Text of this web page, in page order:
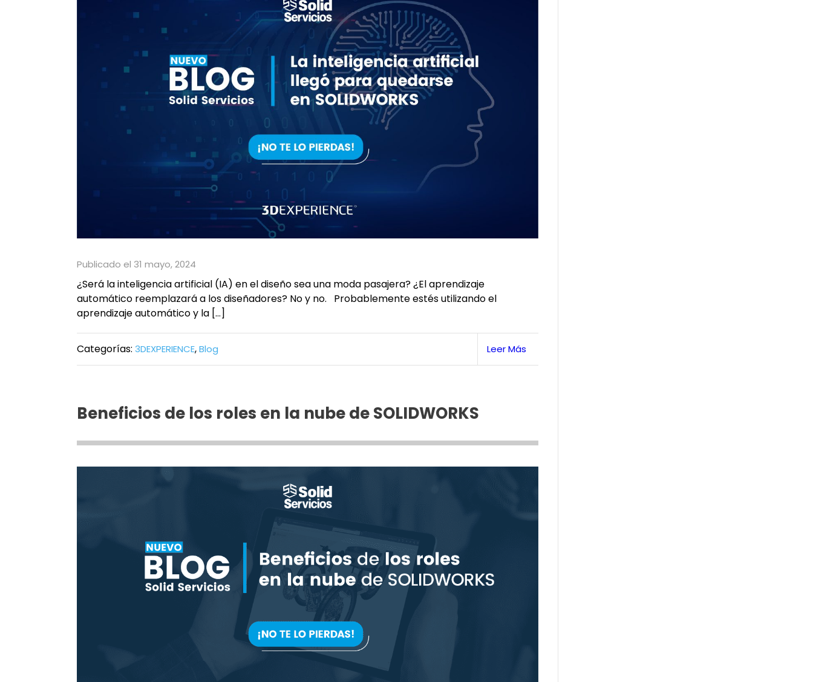
Publicado el 31 mayo, 2024
¿Será la inteligencia artificial (IA) en el diseño sea una moda pasajera? ¿El aprendizaje
automático reemplazará a los diseñadores? No y no. Probablemente estés utilizando el
aprendizaje automático y la […]
Leer Más
Categorías: 3DEXPERIENCE,Blog
Beneficios de los roles en la nube de SOLIDWORKS